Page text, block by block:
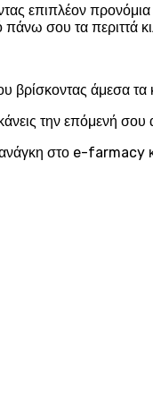
επιπλέον
σου τα περιττά
άμεσα τα
την επόμενή
στο e-farmacy